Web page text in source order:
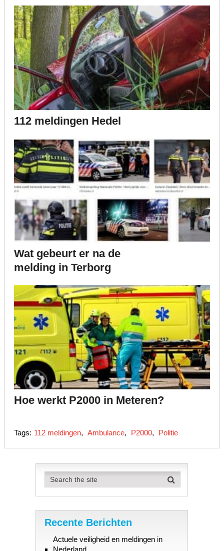
112 meldingen Hedel
Wat gebeurt er na de
melding in Terborg
Hoe werkt P2000 in Meteren?
Tags: 112 meldingen, Ambulance, P2000, Politie
Recente Berichten
Actuele veiligheid en meldingen in
Nederland